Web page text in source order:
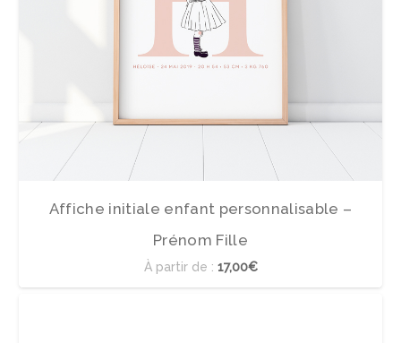
Affiche initiale enfant personnalisable –
Prénom Fille
À partir de : 17,00€